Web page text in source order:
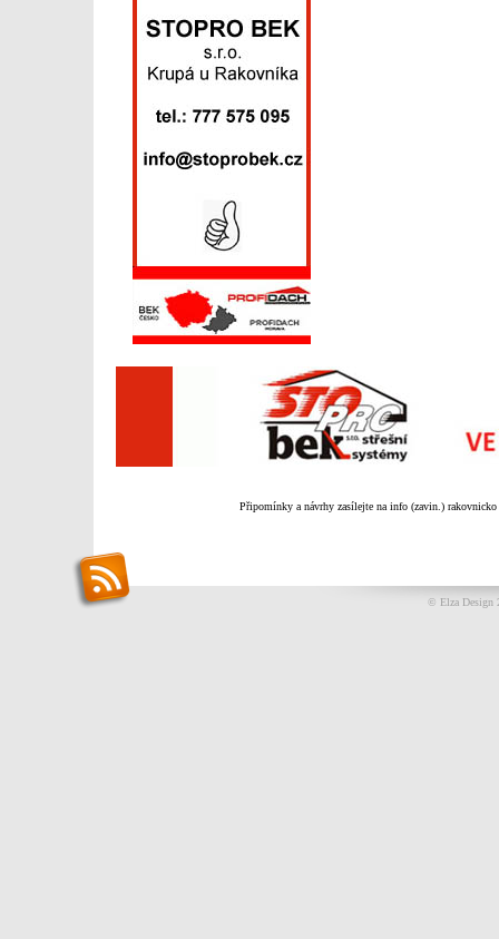
Připomínky a návrhy zasílejte na info (zavin.) rakovnicko
© Elza Design